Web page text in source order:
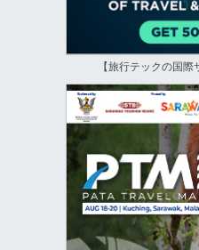
【旅行テックの国際